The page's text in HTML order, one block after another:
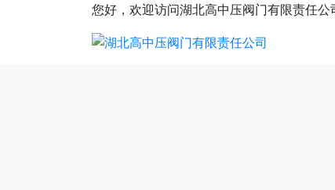
您好，欢迎访问湖北高中压阀门有限责任公